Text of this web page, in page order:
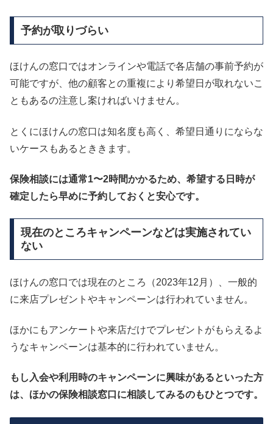
予約が取りづらい
ほけんの窓口ではオンラインや電話で各店舗の事前予約が
可能ですが、他の顧客との重複により希望日が取れないこ
ともあるの注意し案ければいけません。
とくにほけんの窓口は知名度も高く、希望日通りにならな
いケースもあるとききます。
保険相談には通常1〜2時間かかるため、希望する日時が
確定したら早めに予約しておくと安心です。
現在のところキャンペーンなどは実施されてい
ない
ほけんの窓口では現在のところ（2023年12月）、一般的
に来店プレゼントやキャンペーンは行われていません。
ほかにもアンケートや来店だけでプレゼントがもらえるよ
うなキャンペーンは基本的に行われていません。
もし入会や利用時のキャンペーンに興味があるといった方
は、ほかの保険相談窓口に相談してみるのもひとつです。